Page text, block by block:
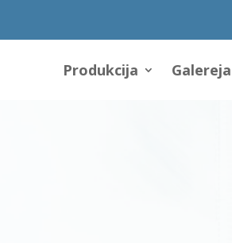
Produkcija Galereja